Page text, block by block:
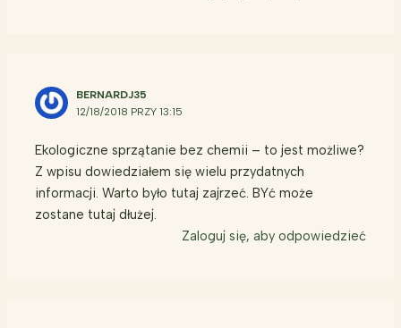
BERNARDJ35
12/18/2018 PRZY 13:15
Ekologiczne sprzątanie bez chemii – to jest możliwe?
Z wpisu dowiedziałem się wielu przydatnych
informacji. Warto było tutaj zajrzeć. BYć może
zostane tutaj dłużej.
Zaloguj się, aby odpowiedzieć